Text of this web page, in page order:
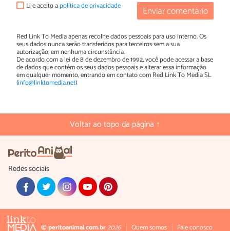
Enviar comentário
Li e aceito apolítica de privacidade
Red Link To Media apenas recolhe dados pessoais para uso interno. Os
seus dados nunca serão transferidos para terceiros sem a sua
autorização, em nenhuma circunstância.
De acordo com a lei de 8 de dezembro de 1992, você pode acessar a base
de dados que contém os seus dados pessoais e alterar essa informação
em qualquer momento, entrando em contato com Red Link To Media SL
(info@linktomedia.net)
Voltar ao topo da página ↑
Redes sociais
© peritoanimal.com.br2026 Quem somos Fale conosco